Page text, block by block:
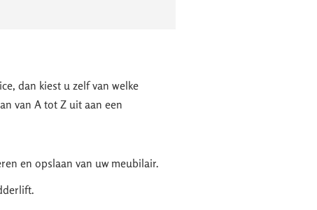
dan kiest u zelf van welke
van A tot Z uit aan een
en opslaan van uw meubilair.